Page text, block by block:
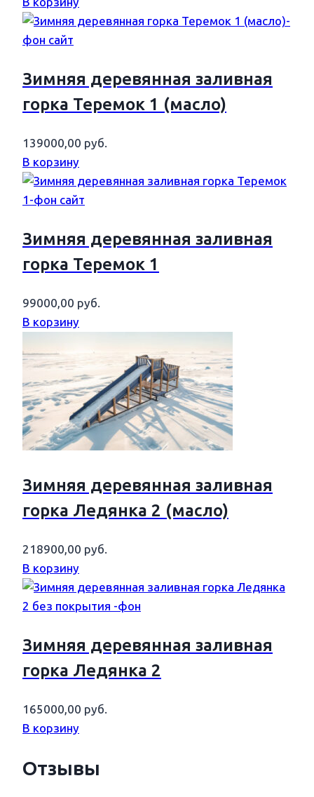
Зимняя деревянная заливная
горка Теремок 1 (масло)
139000,00 руб.
В корзину
Зимняя деревянная заливная
горка Теремок 1
99000,00 руб.
В корзину
Зимняя деревянная заливная
горка Ледянка 2 (масло)
218900,00 руб.
В корзину
Зимняя деревянная заливная
горка Ледянка 2
165000,00 руб.
В корзину
Отзывы